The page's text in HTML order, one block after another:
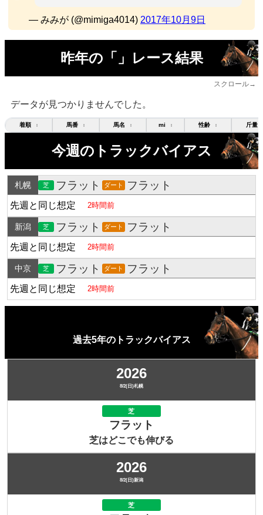
— みみが (@mimiga4014) 2017年10月9日
昨年の「」レース結果
スクロール→
データが見つかりませんでした。
着順 ↕ 馬番 ↕ 馬名 ↕ mi ↕ 性齢 ↕ 斤量
今週のトラックバイアス
札幌 芝 フラット ダート フラット
先週と同じ想定 2時間前
新潟 芝 フラット ダート フラット
先週と同じ想定 2時間前
中京 芝 フラット ダート フラット
先週と同じ想定 2時間前
過去5年のトラックバイアス
2026
8/2(日)札幌
芝
フラット
芝はどこでも伸びる
2026
8/2(日)新潟
芝